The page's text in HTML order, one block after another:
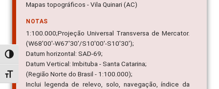
Alternar alto contraste
Alternar tamanho da fonte
Mapas topográficos - Vila Quinari (AC)
NOTAS
1:100.000;Projeção Universal Transversa de Mercator.
(W68'00'-W67'30'/S10'00'-S10'30');
Datum horizontal: SAD-69;
Datum Vertical: Imbituba - Santa Catarina;
(Região Norte do Brasil - 1:100.000);
Inclui legenda de relevo, solo, navegação, índice da